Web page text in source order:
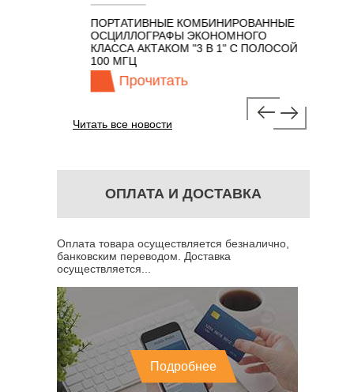
ПОРТАТИВНЫЕ КОМБИНИРОВАННЫЕ
ОСЦИЛЛОГРАФЫ ЭКОНОМНОГО
КЛАССА АКТАКОМ "3 В 1" С ПОЛОСОЙ
100 МГЦ
Прочитать
Читать все новости
ОПЛАТА И ДОСТАВКА
Оплата товара осуществляется безналично,
банковским переводом. Доставка
осуществляется...
Подробнее